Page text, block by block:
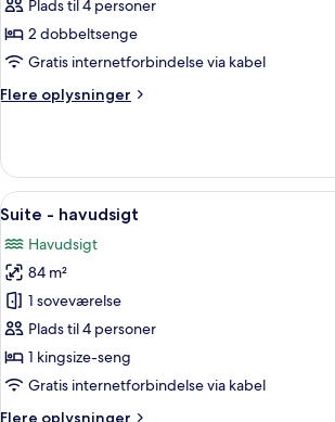
2
dobbeltsenge
havudsigt
Plads til 4 personer
2 dobbeltsenge
Gratis internetforbindelse via kabel
Flere oplysninger
Flere
-
dobbeltsenge
havudsigt
Indlæs
alle
billeder
af
Suite
-
havudsigt
Et
6
Suite - havudsigt
Havudsigt
84 m²
1 soveværelse
Plads til 4 personer
1 kingsize-seng
Gratis internetforbindelse via kabel
Flere oplysninger
Flere